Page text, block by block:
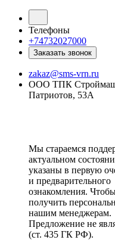
Телефоны
+74732027000
Заказать звонок
zakaz@sms-vrn.ru
ООО ТПК
Патриотов, 53А
Мы стараемся
актуальном
указаны в первую
и предварительного
ознакомления.
получить
нашим менеджерам.
Предложение не
(ст. 435 ГК РФ).